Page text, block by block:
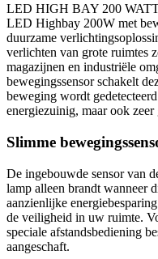
LED HIGH BAY 200
LED Highbay 200W met
duurzame
verlichten van grote ruimtes
magazijnen en industriële
bewegingssensor schakelt
beweging wordt
energiezuinig, maar ook
Slimme
De ingebouwde sensor van
lamp alleen brandt wanneer
aanzienlijke
de veiligheid in uw ruimte.
speciale afstandsbediening
aangeschaft.